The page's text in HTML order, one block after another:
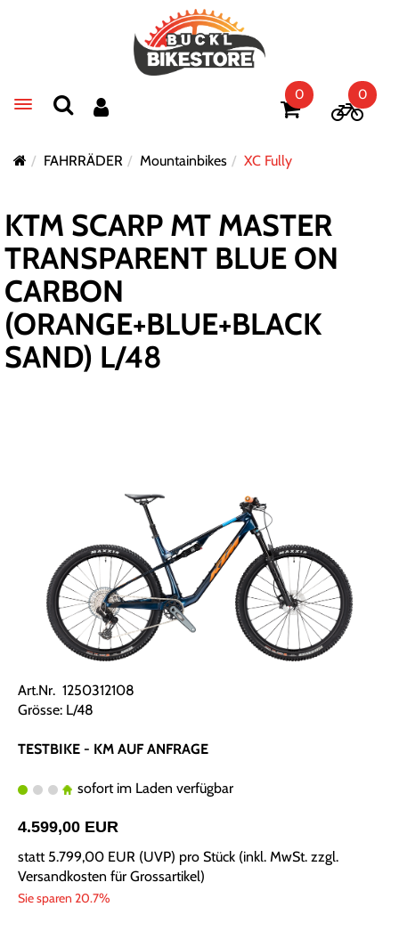
Toggle navigation
0 0
FAHRRÄDER Mountainbikes XC Fully
KTM SCARP MT MASTER
TRANSPARENT BLUE ON
CARBON
(ORANGE+BLUE+BLACK
SAND) L/48
Art.Nr. 1250312108
Grösse: L/48
TESTBIKE - KM AUF ANFRAGE
sofort im Laden verfügbar
4.599,00 EUR
statt 5.799,00 EUR (UVP) pro Stück (inkl. MwSt. zzgl.
Versandkosten für Grossartikel)
Sie sparen 20.7%